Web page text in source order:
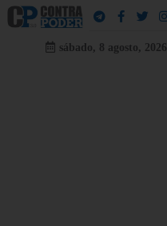
sábado, 8 agosto, 2026